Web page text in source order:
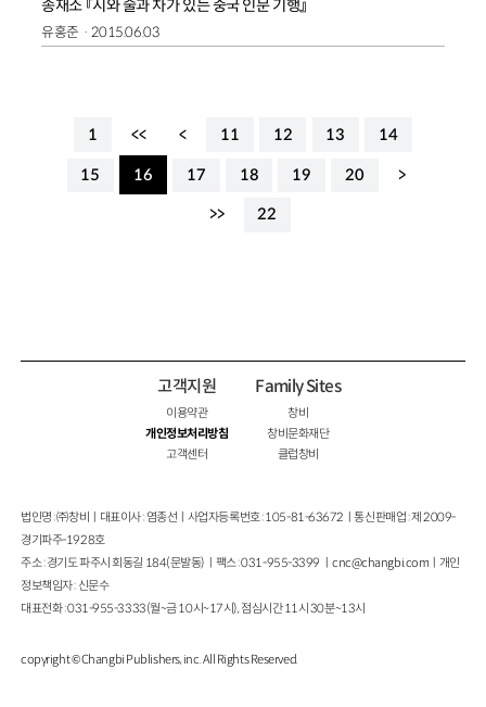
송재소 『시와 술과 차가 있는 중국 인문 기행』
유홍준 2015.06.03
1 << < 11 12 13 14
15 16 17 18 19 20 >
>> 22
고객지원
이용약관
개인정보처리방침
고객센터
Family Sites
창비
창비문화재단
클럽창비
법인명 : ㈜창비ㅣ대표이사 : 염종선ㅣ사업자등록번호 : 105-81-63672ㅣ통신판매업 : 제 2009-
경기파주-1928호
주소 : 경기도 파주시 회동길 184(문발동)ㅣ팩스 : 031-955-3399 ㅣcnc@changbi.com ㅣ개인
정보책임자 : 신문수
대표전화 : 031-955-3333(월~금 10시~17시), 점심시간 11시 30분~13시
copyright © Changbi Publishers, inc. All Rights Reserved.